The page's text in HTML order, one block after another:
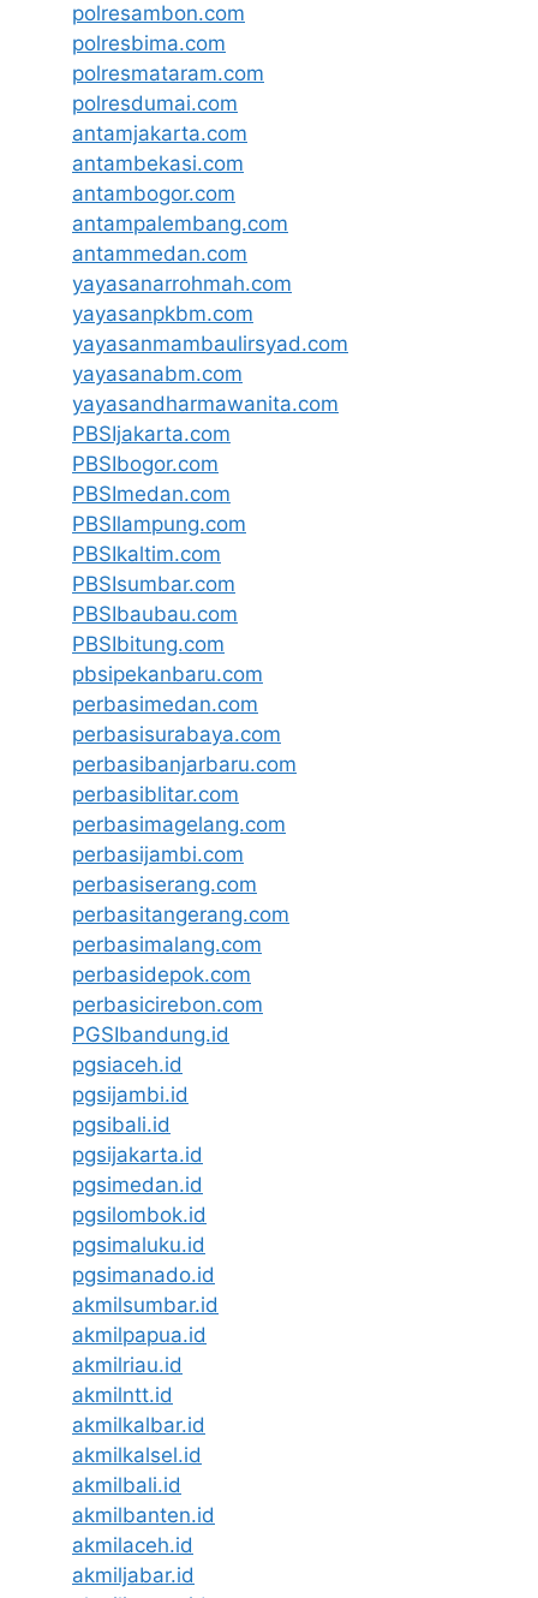
polresambon.com
polresbima.com
polresmataram.com
polresdumai.com
antamjakarta.com
antambekasi.com
antambogor.com
antampalembang.com
antammedan.com
yayasanarrohmah.com
yayasanpkbm.com
yayasanmambaulirsyad.com
yayasanabm.com
yayasandharmawanita.com
PBSIjakarta.com
PBSIbogor.com
PBSImedan.com
PBSIlampung.com
PBSIkaltim.com
PBSIsumbar.com
PBSIbaubau.com
PBSIbitung.com
pbsipekanbaru.com
perbasimedan.com
perbasisurabaya.com
perbasibanjarbaru.com
perbasiblitar.com
perbasimagelang.com
perbasijambi.com
perbasiserang.com
perbasitangerang.com
perbasimalang.com
perbasidepok.com
perbasicirebon.com
PGSIbandung.id
pgsiaceh.id
pgsijambi.id
pgsibali.id
pgsijakarta.id
pgsimedan.id
pgsilombok.id
pgsimaluku.id
pgsimanado.id
akmilsumbar.id
akmilpapua.id
akmilriau.id
akmilntt.id
akmilkalbar.id
akmilkalsel.id
akmilbali.id
akmilbanten.id
akmilaceh.id
akmiljabar.id